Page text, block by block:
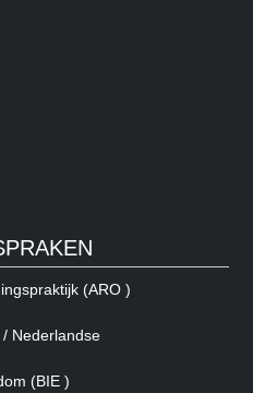
(ARO )
Nederlandse
(BIE )